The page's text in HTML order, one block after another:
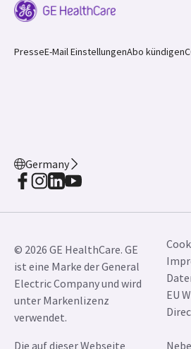
PresseE-Mail EinstellungenAbo kündigen
Germany
© 2026 GE HealthCare. GE
ist eine Marke der General
Electric Company und wird
unter Markenlizenz
verwendet.
Die auf dieser Webseite
EU